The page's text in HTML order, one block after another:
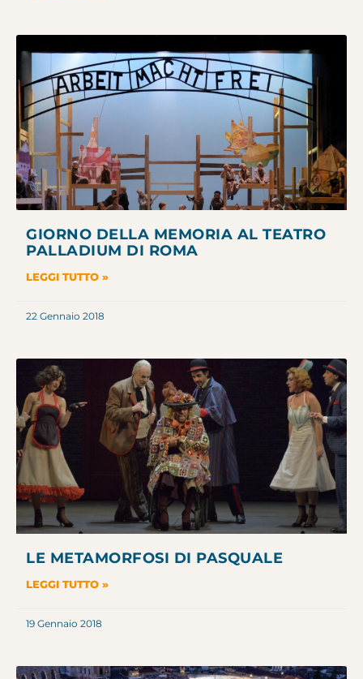
GIORNO DELLA MEMORIA AL TEATRO
PALLADIUM DI ROMA
LEGGI TUTTO »
22 Gennaio 2018
LE METAMORFOSI DI PASQUALE
LEGGI TUTTO »
19 Gennaio 2018